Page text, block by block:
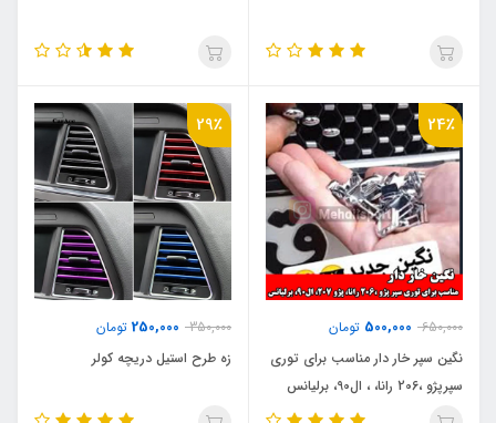
24٪
650,000
500,000 تومان
نگین سپر خار دار مناسب برای توری
سپرپژو ،206 رانا، ، ال90، برلیانس
29٪
350,000
250,000 تومان
زه طرح استیل دریچه کولر